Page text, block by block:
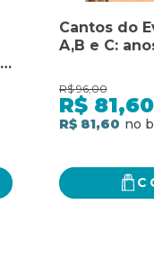
Cantos do
A,B e C:
R$ 96,00
R$ 81,60
R$ 81,60